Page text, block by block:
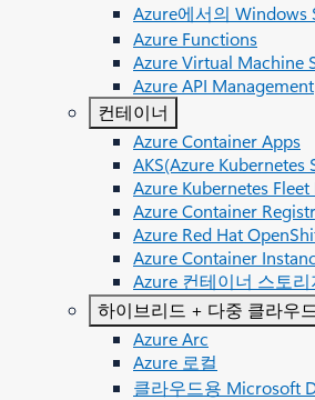
Azure에서의 Windows
Azure Functions
Azure Virtual Machine
Azure API Management
컨테이너
Azure Container Apps
AKS(Azure Kubernetes
Azure Kubernetes
Azure Container
Azure Red Hat
Azure Container
Azure 컨테이너 스토리
하이브리드 + 다중 클라우드
Azure Arc​
Azure 로컬
클라우드용 Microsoft